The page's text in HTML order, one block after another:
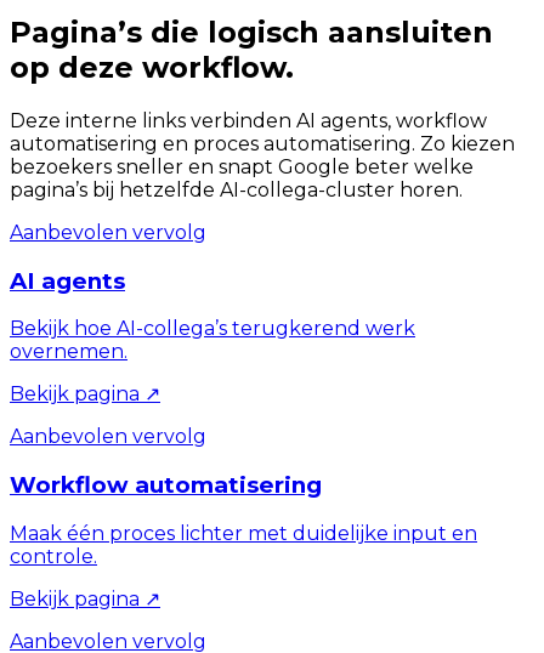
Pagina’s die logisch aansluiten
op deze workflow.
Deze interne links verbinden AI agents, workflow
automatisering en proces automatisering. Zo kiezen
bezoekers sneller en snapt Google beter welke
pagina’s bij hetzelfde AI-collega-cluster horen.
Aanbevolen vervolg
AI agents
Bekijk hoe AI-collega’s terugkerend werk
overnemen.
Bekijk pagina ↗
Aanbevolen vervolg
Workflow automatisering
Maak één proces lichter met duidelijke input en
controle.
Bekijk pagina ↗
Aanbevolen vervolg